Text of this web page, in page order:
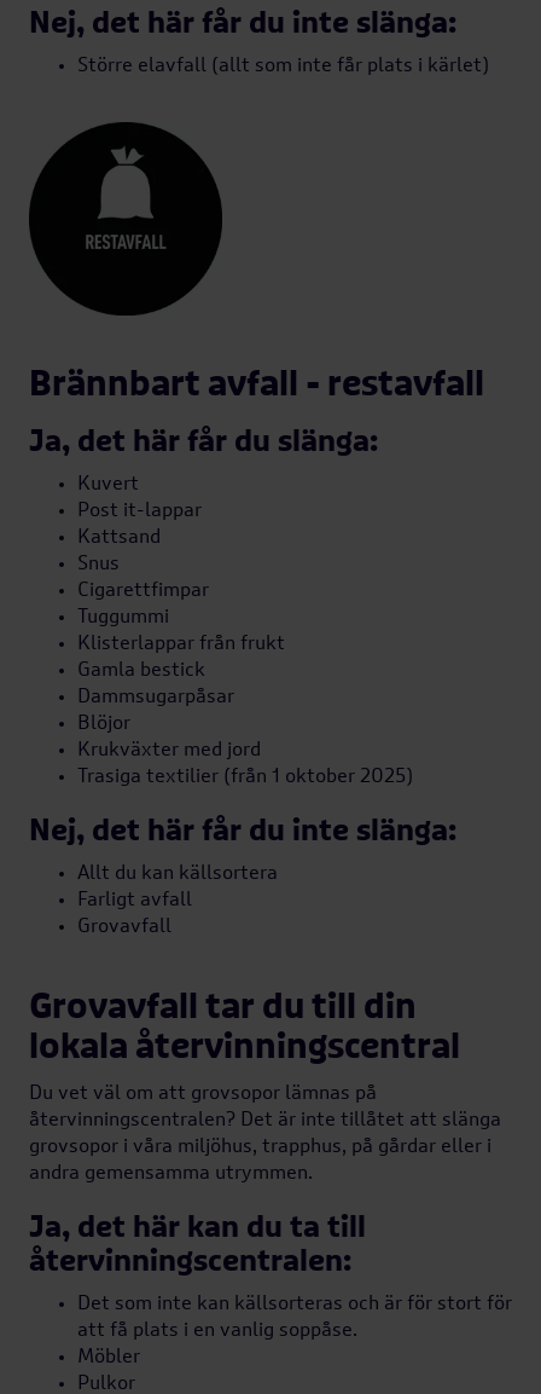
Nej, det här får du inte slänga:
Större elavfall (allt som inte får plats i kärlet)
Brännbart avfall - restavfall
Ja, det här får du slänga:
Kuvert
Post it-lappar
Kattsand
Snus
Cigarettfimpar
Tuggummi
Klisterlappar från frukt
Gamla bestick
Dammsugarpåsar
Blöjor
Krukväxter med jord
Trasiga textilier (från 1 oktober 2025)
Nej, det här får du inte slänga:
Allt du kan källsortera
Farligt avfall
Grovavfall
Grovavfall tar du till din
lokala återvinningscentral
Du vet väl om att grovsopor lämnas på
återvinningscentralen? Det är inte tillåtet att slänga
grovsopor i våra miljöhus, trapphus, på gårdar eller i
andra gemensamma utrymmen.
Ja, det här kan du ta till
återvinningscentralen:
Det som inte kan källsorteras och är för stort för
att få plats i en vanlig soppåse.
Möbler
Pulkor